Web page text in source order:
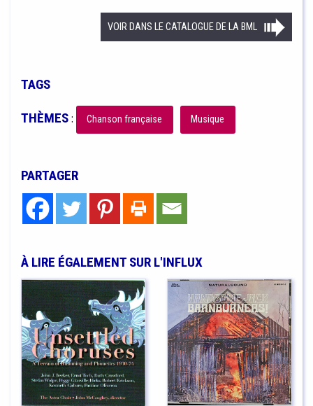
VOIR DANS LE CATALOGUE DE LA BML
TAGS
THÈMES: Chanson française Musique
PARTAGER
À LIRE ÉGALEMENT SUR L'INFLUX